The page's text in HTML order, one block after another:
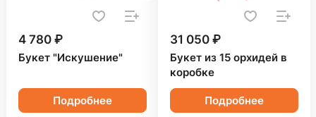
4 780 ₽
Букет "Искушение"
Подробнее
31 050 ₽
Букет из 15 орхидей в
коробке
Подробнее